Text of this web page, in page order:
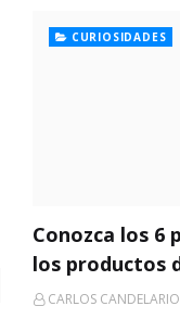
CURIOSIDADES
Conozca los 6
los productos
CARLOS CANDELARIO